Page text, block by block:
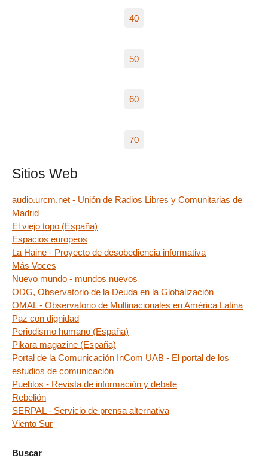
40
50
60
70
Sitios Web
audio.urcm.net - Unión de Radios Libres y Comunitarias de
Madrid
El viejo topo (España)
Espacios europeos
La Haine - Proyecto de desobediencia informativa
Más Voces
Nuevo mundo - mundos nuevos
ODG, Observatorio de la Deuda en la Globalización
OMAL - Observatorio de Multinacionales en América Latina
Paz con dignidad
Periodismo humano (España)
Pikara magazine (España)
Portal de la Comunicación InCom UAB - El portal de los
estudios de comunicación
Pueblos - Revista de información y debate
Rebelión
SERPAL - Servicio de prensa alternativa
Viento Sur
Buscar